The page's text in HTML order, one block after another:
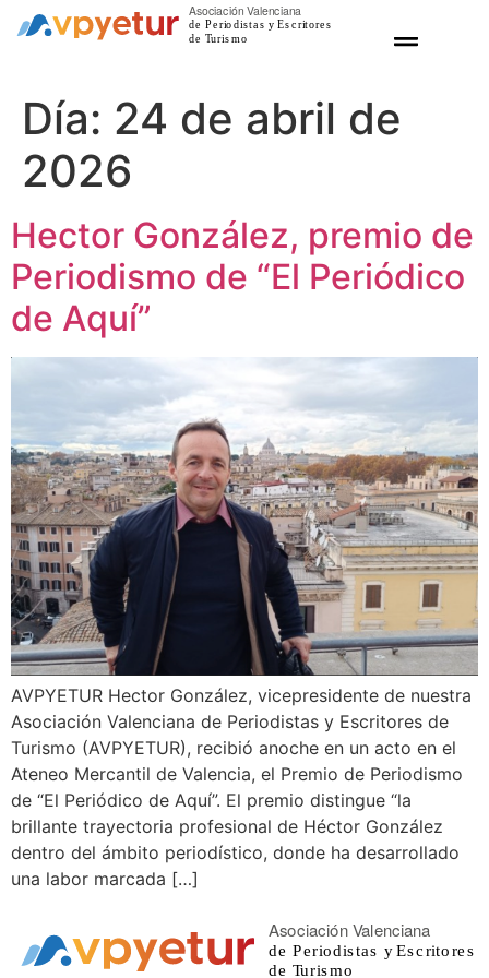
Día: 24 de abril de
2026
Hector González, premio de
Periodismo de “El Periódico
de Aquí”
AVPYETUR Hector González, vicepresidente de nuestra
Asociación Valenciana de Periodistas y Escritores de
Turismo (AVPYETUR), recibió anoche en un acto en el
Ateneo Mercantil de Valencia, el Premio de Periodismo
de “El Periódico de Aquí”. El premio distingue “la
brillante trayectoria profesional de Héctor González
dentro del ámbito periodístico, donde ha desarrollado
una labor marcada […]